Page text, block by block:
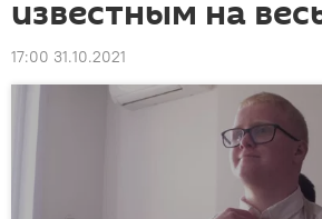
известным на
17:00 31.10.2021